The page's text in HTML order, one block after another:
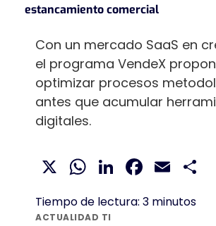
estancamiento comercial
X WhatsApp
LinkedIn
Tiempo de lectura: 3 minutos
ACTUALIDAD TI
Con un mercado SaaS en
el programa VendeX
optimizar procesos
antes que acumular
digitales.